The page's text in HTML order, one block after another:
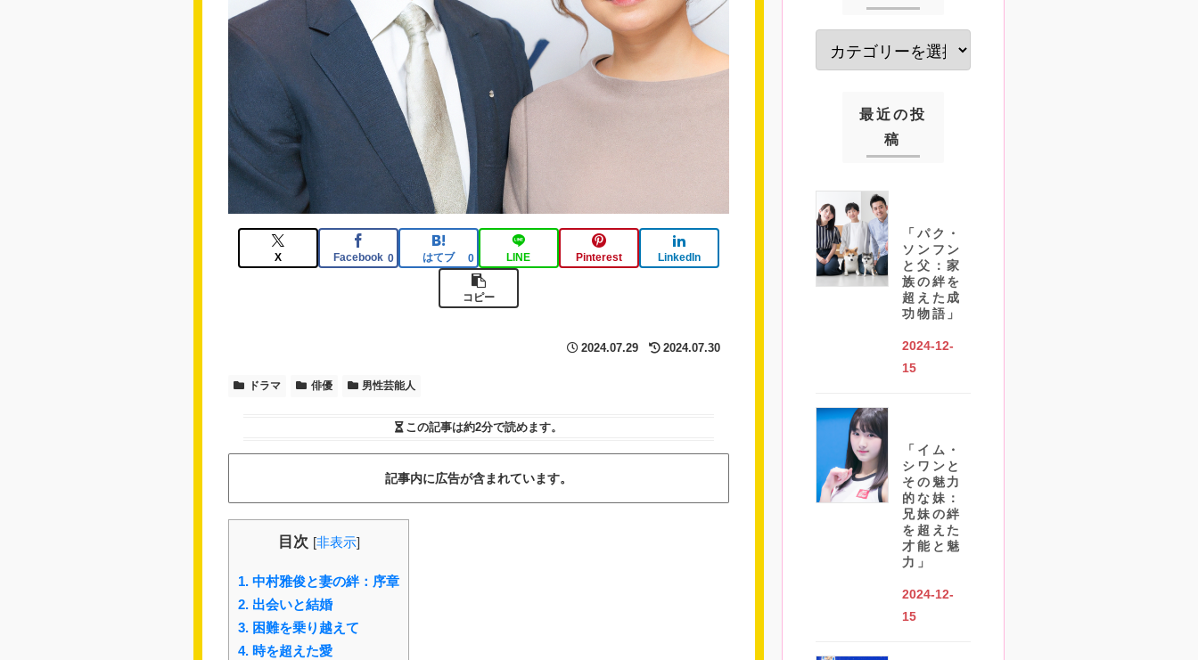
X Facebook 0 はてブ 0 LINE Pinterest LinkedIn
コピー
2024.07.29 2024.07.30
ドラマ 俳優 男性芸能人
この記事は約2分で読めます。
記事内に広告が含まれています。
目次 [非表示]
1. 中村雅俊と妻の絆：序章
2. 出会いと結婚
3. 困難を乗り越えて
4. 時を超えた愛
最近の投
稿
「パク・
ソンフン
と父：家
族の絆を
超えた成
功物語」
2024-12-
15
「イム・
シワンと
その魅力
的な妹：
兄妹の絆
を超えた
才能と魅
力」
2024-12-
15